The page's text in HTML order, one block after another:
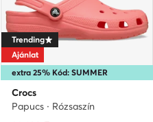
extra 25% Kód: SUMMER
Trending
Ajánlat
Crocs
Papucs · Rózsaszín